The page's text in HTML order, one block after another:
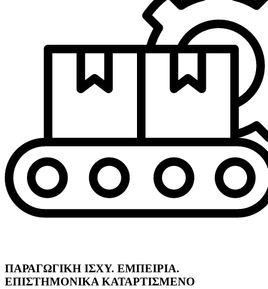
ΠΑΡΑΓΩΓΙΚΗ ΙΣΧΥ. ΕΜΠΕΙΡΙΑ.
ΕΠΙΣΤΗΜΟΝΙΚΑ ΚΑΤΑΡΤΙΣΜΕΝΟ